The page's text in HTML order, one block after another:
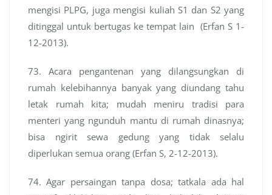
mengisi PLPG, juga mengisi kuliah S1 dan S2 yang
ditinggal untuk bertugas ke tempat lain (Erfan S 1-
12-2013).
73. Acara pengantenan yang dilangsungkan di
rumah kelebihannya banyak yang diundang tahu
letak rumah kita; mudah meniru tradisi para
menteri yang ngunduh mantu di rumah dinasnya;
bisa ngirit sewa gedung yang tidak selalu
diperlukan semua orang (Erfan S, 2-12-2013).
74. Agar persaingan tanpa dosa; tatkala ada hal